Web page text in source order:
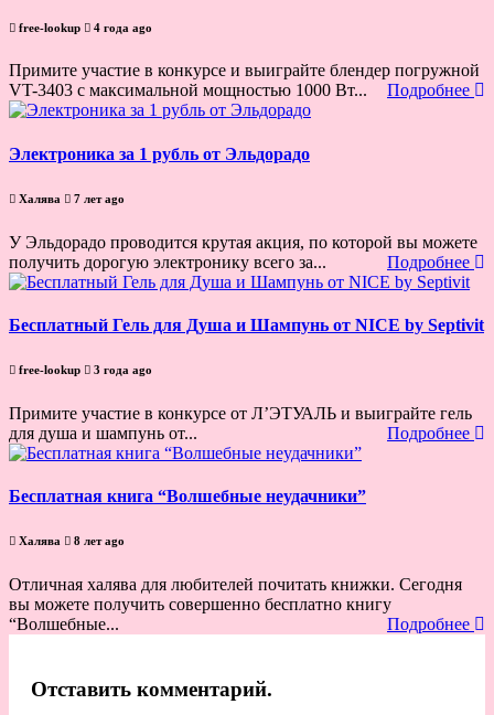
free-lookup 4 года ago
Примите участие в конкурсе и выиграйте блендер погружной
VT-3403 с максимальной мощностью 1000 Вт...
Подробнее
Электроника за 1 рубль от Эльдорадо
Халява 7 лет ago
У Эльдорадо проводится крутая акция, по которой вы можете
получить дорогую электронику всего за...
Подробнее
Бесплатный Гель для Душа и Шампунь от NICE by Septivit
free-lookup 3 года ago
Примите участие в конкурсе от Л’ЭТУАЛЬ и выиграйте гель
для душа и шампунь от...
Подробнее
Бесплатная книга “Волшебные неудачники”
Халява 8 лет ago
Отличная халява для любителей почитать книжки. Сегодня
вы можете получить совершенно бесплатно книгу
“Волшебные...
Подробнее
Отставить комментарий.